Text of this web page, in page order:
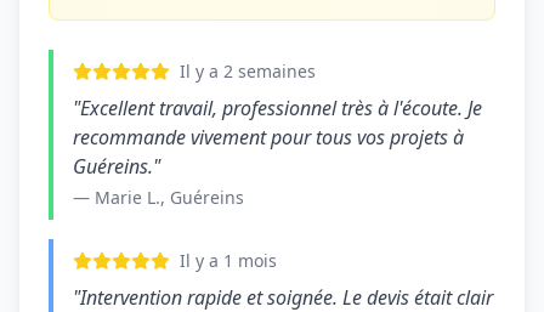
Il y a 2 semaines
"Excellent travail, professionnel très à l'écoute. Je
recommande vivement pour tous vos projets à
Guéreins."
— Marie L., Guéreins
Il y a 1 mois
"Intervention rapide et soignée. Le devis était clair